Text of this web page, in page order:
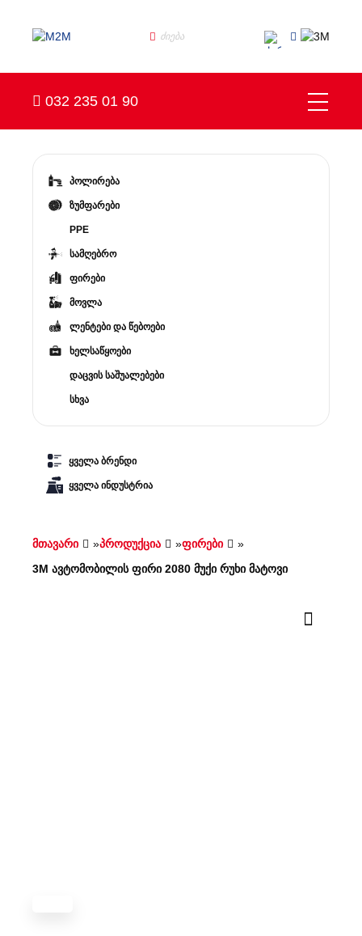
032 235 01 90
პოლირება
ზუმფარები
PPE
სამღებრო
ფირები
მოვლა
ლენტები და წებოები
ხელსაწყოები
დაცვის საშუალებები
სხვა
ყველა ბრენდი
ყველა ინდუსტრია
მთავარი »პროდუქცია »ფირები
»
3M ავტომობილის ფირი 2080 მუქი რუხი მატოვი